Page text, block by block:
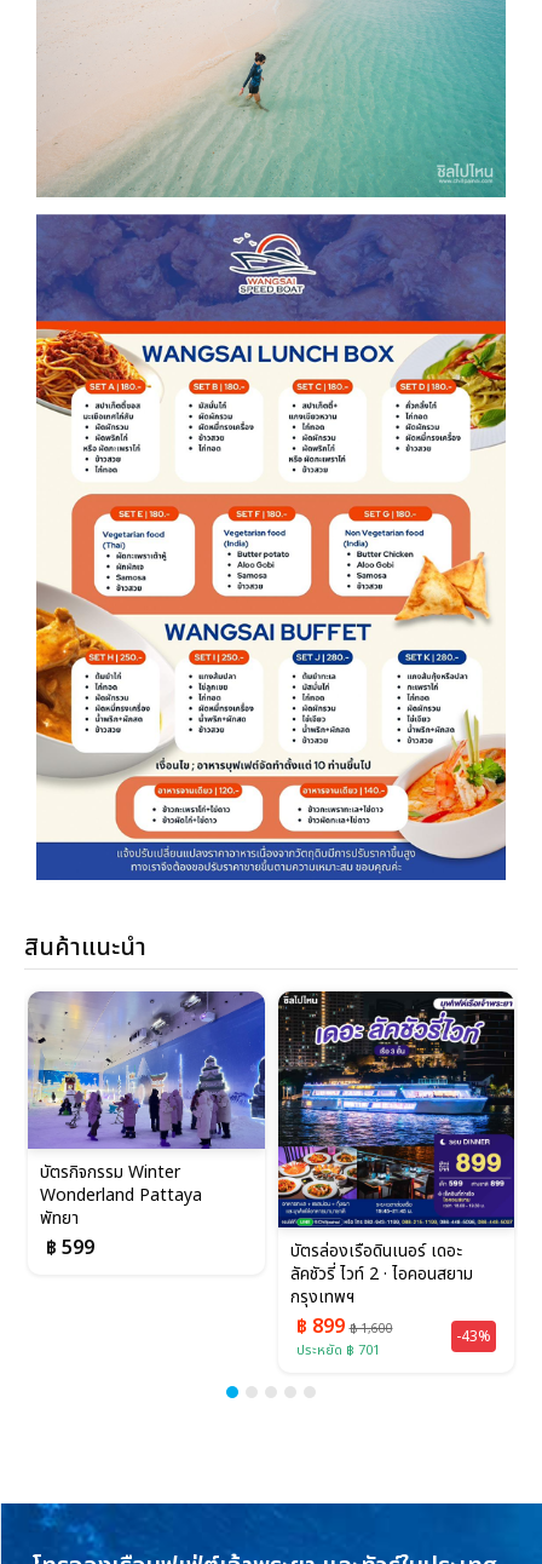
สินค้าแนะนำ
บัตรกิจกรรม Winter
Wonderland Pattaya
พัทยา
฿ 599
บัตรล่องเรือดินเนอร์ เดอะ
ลัคชัวรี่ ไวท์ 2 · ไอคอนสยาม
กรุงเทพฯ
฿ 899฿ 1,600
ประหยัด ฿ 701
-43%